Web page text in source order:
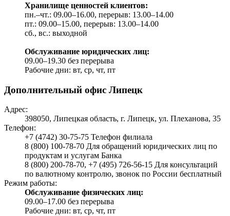
Хранилище ценностей клиентов:
пн.–чт.: 09.00–16.00, перерыв: 13.00–14.00
пт.: 09.00–15.00, перерыв: 13.00–14.00
сб., вс.: выходной
Обслуживание юридических лиц:
09.00–19.30 без перерыва
Рабочие дни: вт, ср, чт, пт
Дополнительный офис Липецк
Адрес:
398050, Липецкая область, г. Липецк, ул. Плеханова, 35
Телефон:
+7 (4742) 30-75-75 Телефон филиала
8 (800) 100-78-70 Для обращений юридических лиц по
продуктам и услугам Банка
8 (800) 200-78-70, +7 (495) 726-56-15 Для консультаций
по валютному контролю, звонок по России бесплатный
Режим работы:
Обслуживание физических лиц:
09.00–17.00 без перерыва
Рабочие дни: вт, ср, чт, пт